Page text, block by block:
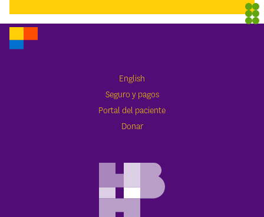
English
Seguro y pagos
Portal del paciente
Donar